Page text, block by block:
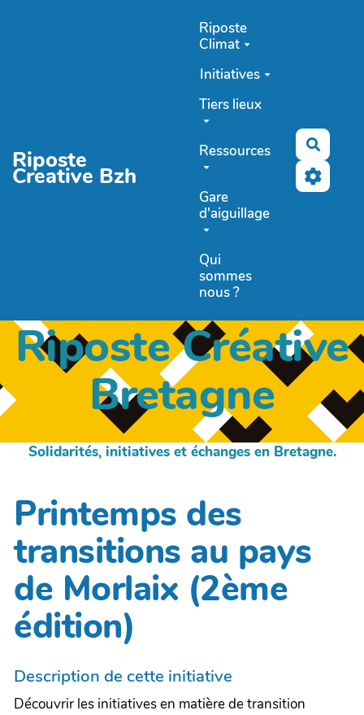
Riposte
Creative Bzh
Riposte
Climat
Initiatives
Tiers lieux
Ressources
Gare
d'aiguillage
Qui
sommes
nous ?
Riposte Créative
Bretagne
Solidarités, initiatives et échanges en Bretagne.
Printemps des
transitions au pays
de Morlaix (2ème
édition)
Description de cette initiative
Découvrir les initiatives en matière de transition